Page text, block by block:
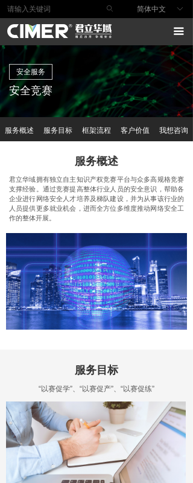
ꀅ
简体中文
ꄙ
끀
首页
产品与方案
行业解决方案
安全服务
关于我们
服务概述
君立华域拥有独立自主知识产权竞赛平台与众多高规格竞赛
支撑经验。通过竞赛提高整体行业人员的安全意识，帮助各
企业进行网络安全人才培养及梯队建设，并为从事该行业的
人员提供更多就业机会，进而全方位多维度推动网络安全工
作的整体开展。
服务目标
“以赛促学”、“以赛促产”、“以赛促练”
安全竞赛
安全服务
服务概述 服务目标 框架流程 客户价值 我想咨询